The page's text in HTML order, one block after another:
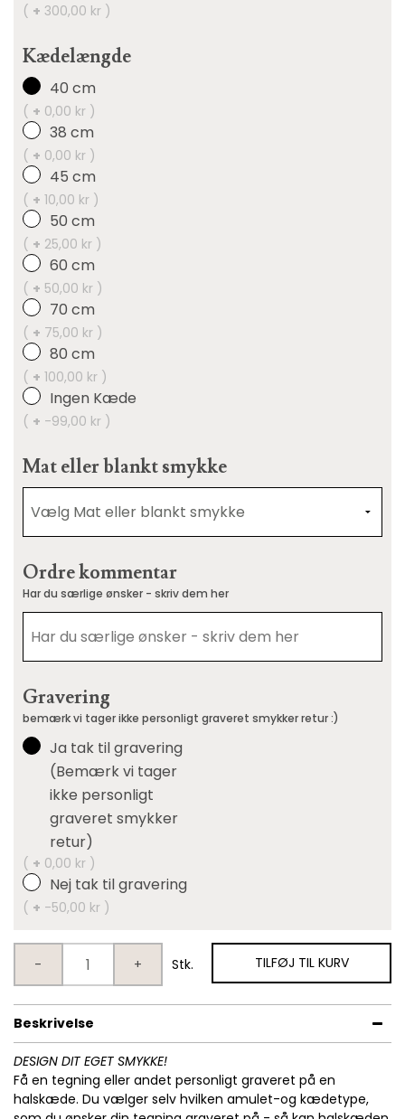
( + 300,00 kr )
Kædelængde
40 cm
( + 0,00 kr )
38 cm
( + 0,00 kr )
45 cm
( + 10,00 kr )
50 cm
( + 25,00 kr )
60 cm
( + 50,00 kr )
70 cm
( + 75,00 kr )
80 cm
( + 100,00 kr )
Ingen Kæde
( + -99,00 kr )
Mat eller blankt smykke
Ordre kommentar
Har du særlige ønsker - skriv dem her
Gravering
bemærk vi tager ikke personligt graveret smykker retur :)
Ja tak til gravering
(Bemærk vi tager
ikke personligt
graveret smykker
retur)
( + 0,00 kr )
Nej tak til gravering
( + -50,00 kr )
- + Stk. TILFØJ TIL KURV
Beskrivelse
DESIGN DIT EGET SMYKKE!
Få en tegning eller andet personligt graveret på en
halskæde. Du vælger selv hvilken amulet-og kædetype,